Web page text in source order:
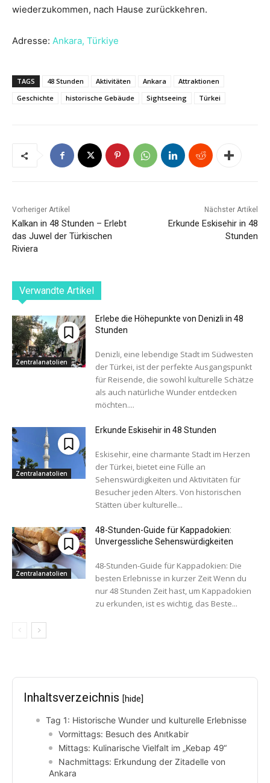
wiederzukommen, nach Hause zurückkehren.
Adresse: Ankara, Türkiye
TAGS 48 Stunden Aktivitäten Ankara
Attraktionen
Geschichte
historische Gebäude Sightseeing Türkei
Vorheriger Artikel
Kalkan in 48 Stunden – Erlebt
das Juwel der Türkischen
Riviera
Nächster Artikel
Erkunde Eskisehir in 48
Stunden
Verwandte Artikel
Zentralanatolien
Erlebe die Höhepunkte von Denizli in 48
Stunden
Denizli, eine lebendige Stadt im Südwesten
der Türkei, ist der perfekte Ausgangspunkt
für Reisende, die sowohl kulturelle Schätze
als auch natürliche Wunder entdecken
möchten....
Zentralanatolien
Erkunde Eskisehir in 48 Stunden
Eskisehir, eine charmante Stadt im Herzen
der Türkei, bietet eine Fülle an
Sehenswürdigkeiten und Aktivitäten für
Besucher jeden Alters. Von historischen
Stätten über kulturelle...
Zentralanatolien
48-Stunden-Guide für Kappadokien:
Unvergessliche Sehenswürdigkeiten
48-Stunden-Guide für Kappadokien: Die
besten Erlebnisse in kurzer Zeit Wenn du
nur 48 Stunden Zeit hast, um Kappadokien
zu erkunden, ist es wichtig, das Beste...
Inhaltsverzeichnis [hide]
Tag 1: Historische Wunder und kulturelle Erlebnisse
Vormittags: Besuch des Anıtkabir
Mittags: Kulinarische Vielfalt im „Kebap 49“
Nachmittags: Erkundung der Zitadelle von
Ankara